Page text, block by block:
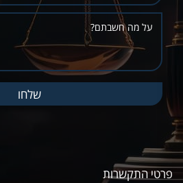
פרטי התקשרות